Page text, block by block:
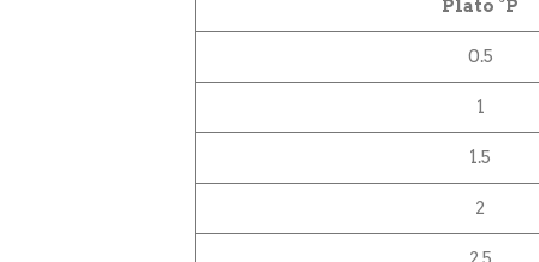
Plato °P
0.5
1
1.5
2